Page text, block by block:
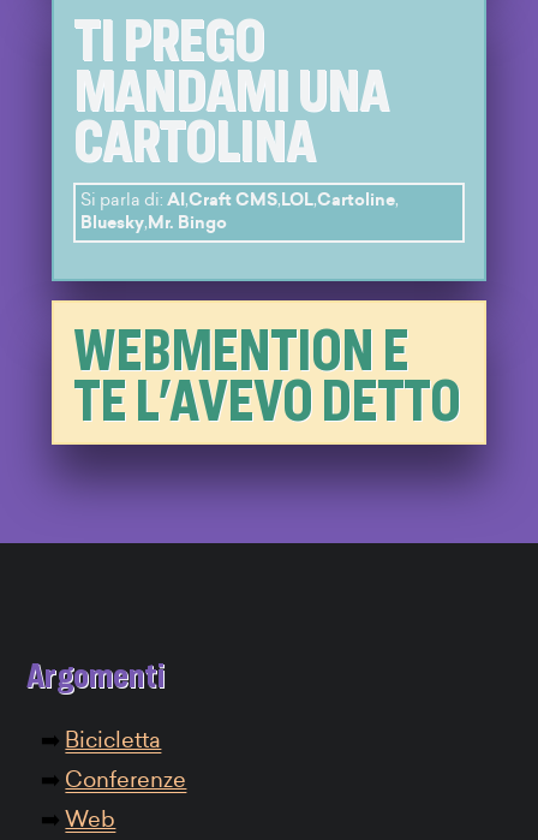
TI PREGO
MANDAMI UNA
CARTOLINA
Si parla di: AI ,Craft CMS, LOL,Cartoline,
Bluesky, Mr. Bingo
WEBMENTION E
TE L'AVEVO DETTO
Argomenti
Bicicletta
Conferenze
Web